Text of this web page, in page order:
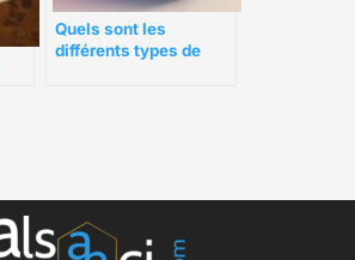
Quels sont les
différents types de